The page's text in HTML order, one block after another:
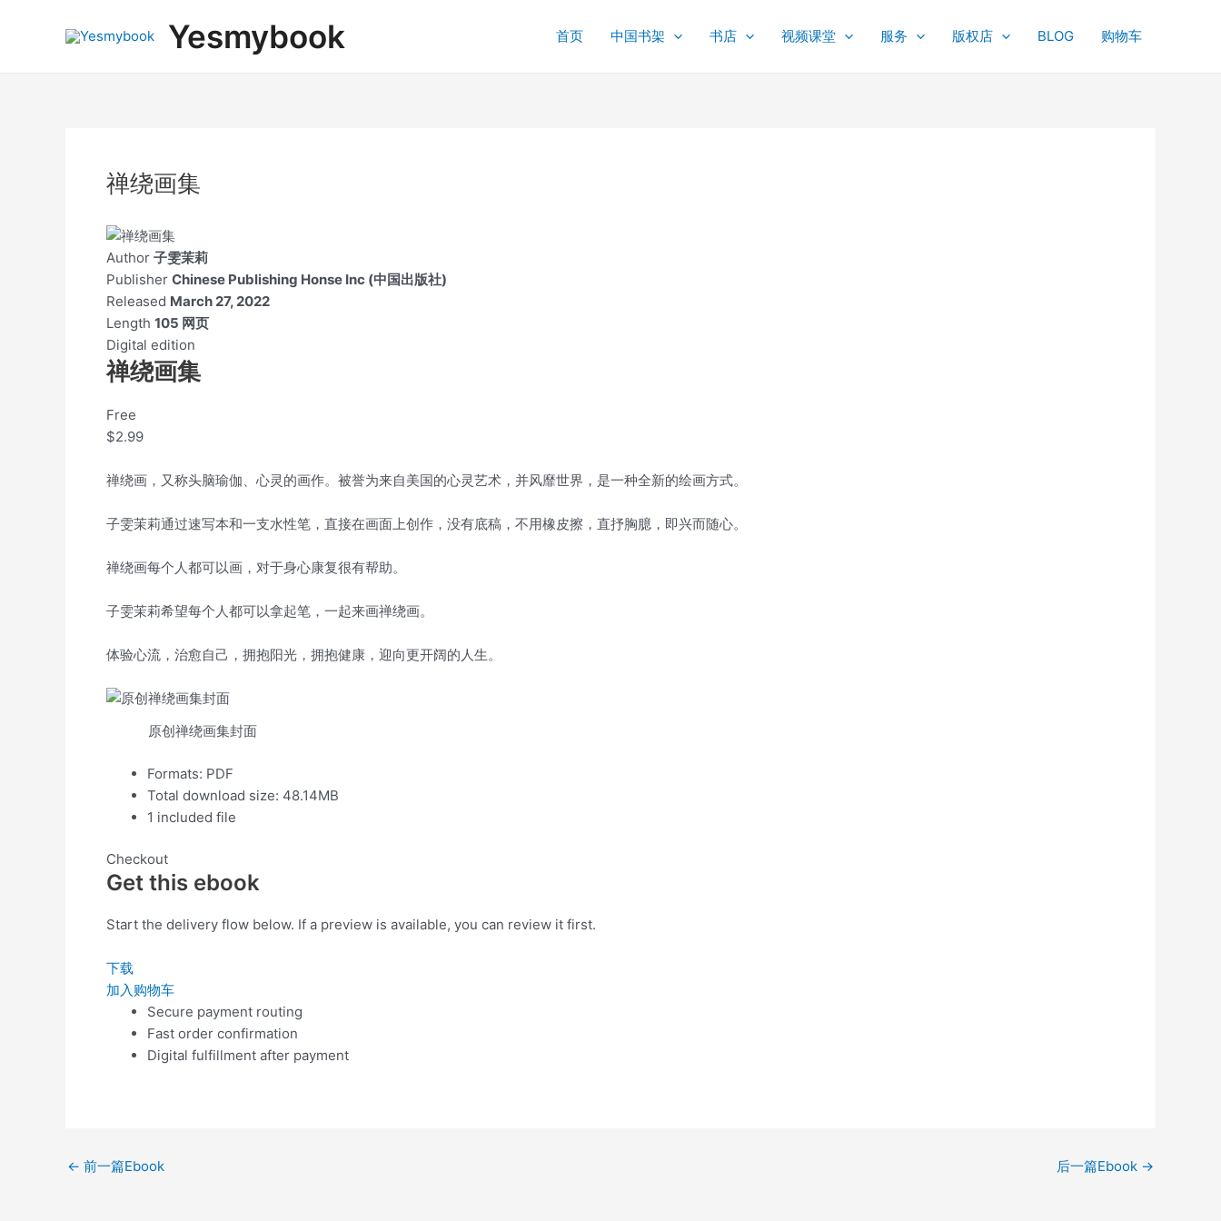
Yesmybook 首页 中国书架 书店 视频课堂 服务 版权店 BLOG 购物车
禅绕画集
Author 子雯茉莉
Publisher Chinese Publishing Honse Inc (中国出版社)
Released March 27, 2022
Length 105 网页
Digital edition
禅绕画集
Free
$2.99
禅绕画，又称头脑瑜伽、心灵的画作。被誉为来自美国的心灵艺术，并风靡世界，是一种全新的绘画方式。
子雯茉莉通过速写本和一支水性笔，直接在画面上创作，没有底稿，不用橡皮擦，直抒胸臆，即兴而随心。
禅绕画每个人都可以画，对于身心康复很有帮助。
子雯茉莉希望每个人都可以拿起笔，一起来画禅绕画。
体验心流，治愈自己，拥抱阳光，拥抱健康，迎向更开阔的人生。
原创禅绕画集封面
Formats: PDF
Total download size: 48.14MB
1 included file
Checkout
Get this ebook
Start the delivery flow below. If a preview is available, you can review it first.
下载
加入购物车
Secure payment routing
Fast order confirmation
Digital fulfillment after payment
navigation
← 前一篇Ebook 后一篇Ebook →